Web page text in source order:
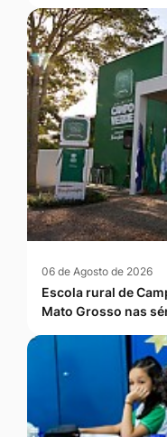
06 de Agosto de 2026
Escola rural de
Mato Grosso nas